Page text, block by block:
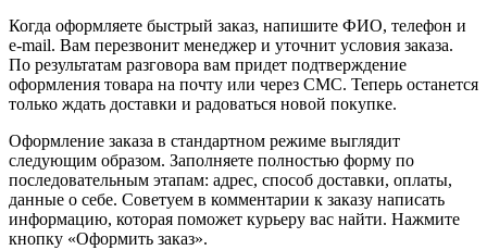
Когда оформляете быстрый заказ, напишите ФИО, телефон и
e-mail. Вам перезвонит менеджер и уточнит условия заказа.
По результатам разговора вам придет подтверждение
оформления товара на почту или через СМС. Теперь останется
только ждать доставки и радоваться новой покупке.
Оформление заказа в стандартном режиме выглядит
следующим образом. Заполняете полностью форму по
последовательным этапам: адрес, способ доставки, оплаты,
данные о себе. Советуем в комментарии к заказу написать
информацию, которая поможет курьеру вас найти. Нажмите
кнопку «Оформить заказ».